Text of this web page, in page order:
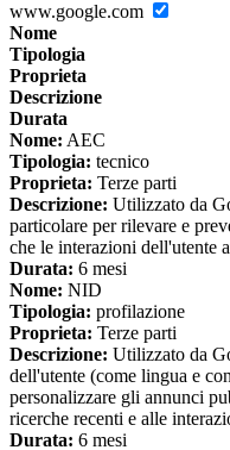
www.google.com
Nome
Tipologia
Proprieta
Descrizione
Durata
Nome: AEC
Tipologia: tecnico
Proprieta: Terze parti
Descrizione: Utilizzato da
particolare per rilevare e
che le interazioni dell'utente
Durata: 6 mesi
Nome: NID
Tipologia: profilazione
Proprieta: Terze parti
Descrizione: Utilizzato da
dell'utente (come lingua e
personalizzare gli annunci
ricerche recenti e alle
Durata: 6 mesi